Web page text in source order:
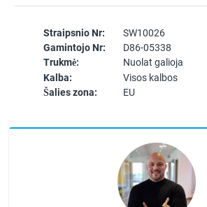
Straipsnio Nr:
SW10026
Gamintojo Nr:
D86-05338
Trukmė:
Nuolat galioja
Kalba:
Visos kalbos
Šalies zona:
EU